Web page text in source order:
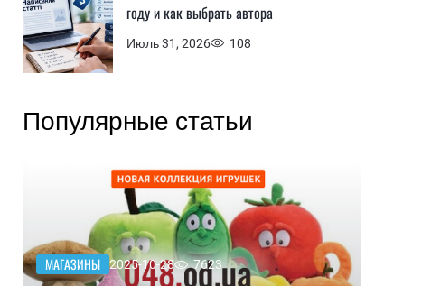
Июль 31, 2026 108
году и как выбрать автора
Популярные статьи
МАГАЗИНЫ 2025-10-28 7623